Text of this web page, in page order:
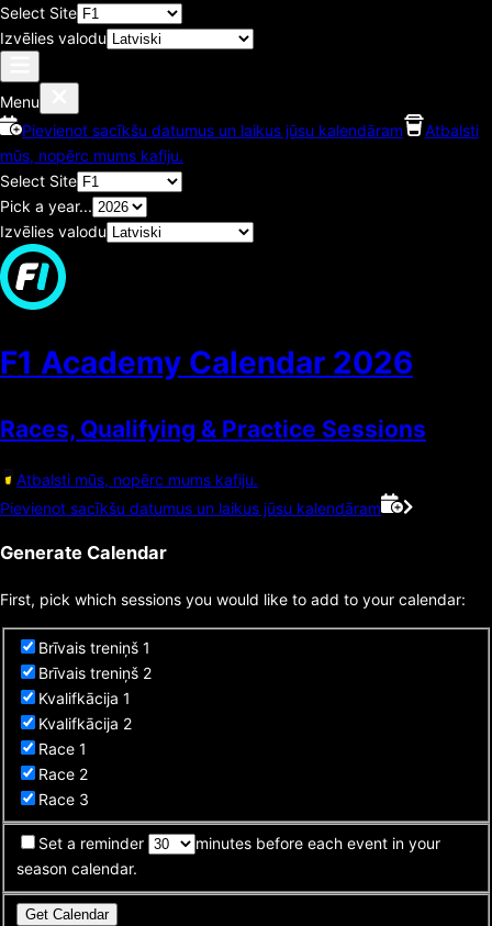
Select Site
Izvēlies valodu
Menu
Pievienot sacīkšu datumus un laikus jūsu kalendāram
Atbalsti
mūs, nopērc mums kafiju.
Select Site
Pick a year...
Izvēlies valodu
F1 Academy Calendar 2026
Races, Qualifying & Practice Sessions
Atbalsti mūs, nopērc mums kafiju.
Pievienot sacīkšu datumus un laikus jūsu kalendāram
Generate Calendar
First, pick which sessions you would like to add to your calendar:
Brīvais treniņš 1
Brīvais treniņš 2
Kvalifkācija 1
Kvalifkācija 2
Race 1
Race 2
Race 3
Set a reminder
minutes before each event in your
season calendar.
Get Calendar